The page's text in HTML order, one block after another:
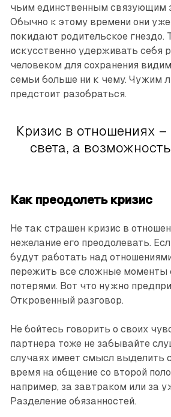
чьим единственным связующим
Обычно к этому времени они
покидают родительское гнездо.
искусственно удерживать себя
человеком для сохранения
семьи больше ни к чему. Чужим
предстоит разобраться.
Кризис в отношениях –
света, а
Как преодолеть кризис
Не так страшен кризис в
нежелание его преодолевать.
будут работать над
пережить все сложные
потерями. Вот что ­нужно
Откровенный разговор.
Не бойтесь говорить о своих
партнера тоже не забывайте
случаях имеет смысл выделить
время на общение со второй
например, за завтраком или за
Разделение обязанностей.